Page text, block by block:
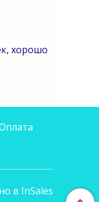
хорошо
в InSales